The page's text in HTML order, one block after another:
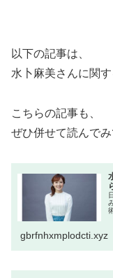
以下の記事は、
水卜麻美さんに関
こちらの記事も、
ぜひ併せて読んでみ
gbrfnhxmplodcti.xyz